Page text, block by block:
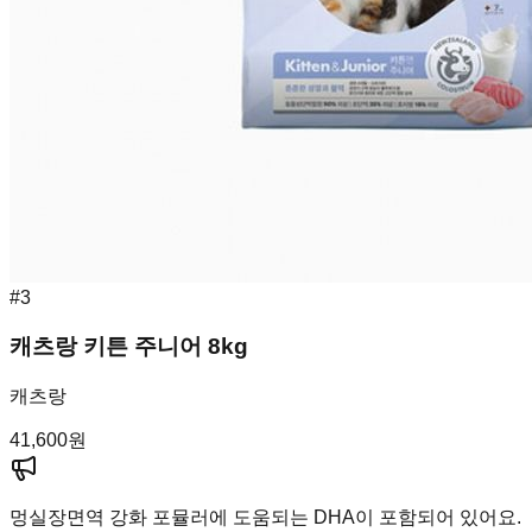
#3
캐츠랑 키튼 주니어 8kg
캐츠랑
41,600원
멍실장면역 강화 포뮬러에 도움되는 DHA이 포함되어 있어요.